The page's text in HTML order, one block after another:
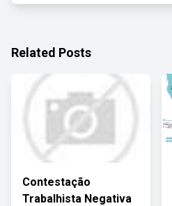
Related Posts
Contestação
Trabalhista Negativa